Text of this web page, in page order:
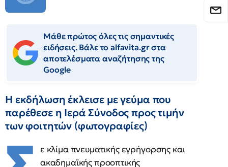
Μάθε πρώτος όλες τις σημαντικές
ειδήσεις. Βάλε το alfavita.gr στα
αποτελέσματα αναζήτησης της
Google
Η εκδήλωση έκλεισε με γεύμα που
παρέθεσε η Ιερά Σύνοδος προς τιμήν
των φοιτητών (φωτογραφίες)
ε κλίμα πνευματικής εγρήγορσης και
ακαδημαϊκής προοπτικής